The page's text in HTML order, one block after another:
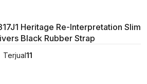
Heritage Re-Interpretation Slim
Black Rubber Strap
Terjual11